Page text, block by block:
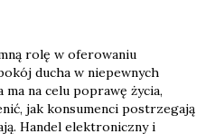
rolę w oferowaniu
ducha w niepewnych
na celu poprawę życia,
jak konsumenci postrzegają
Handel elektroniczny i